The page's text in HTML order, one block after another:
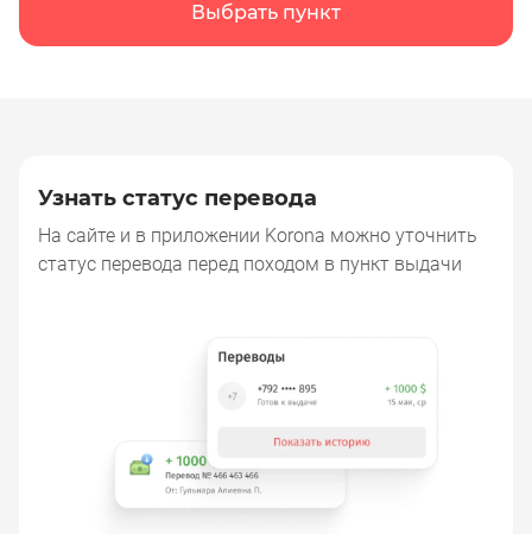
Выбрать пункт
Узнать статус перевода
На сайте и в приложении Korona можно уточнить
статус перевода перед походом в пункт выдачи